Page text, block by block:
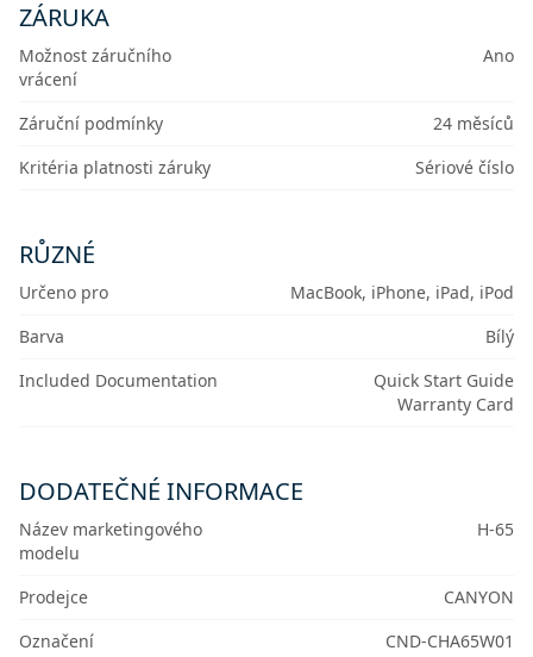
ZÁRUKA
Možnost záručního
vrácení
Ano
Záruční podmínky
24 měsíců
Kritéria platnosti záruky
Sériové číslo
RŮZNÉ
Určeno pro
MacBook, iPhone, iPad, iPod
Barva
Bílý
Included Documentation
Quick Start Guide
Warranty Card
DODATEČNÉ INFORMACE
Název marketingového
modelu
H-65
Prodejce
CANYON
Označení
CND-CHA65W01